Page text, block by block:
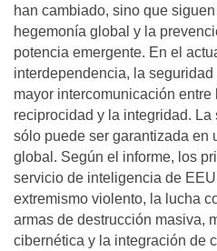
han cambiado, sino que
hegemonía global y la
potencia emergente. En el
interdependencia, la
mayor intercomunicación
reciprocidad y la integridad.
sólo puede ser garantizada en
global. Según el informe, los
servicio de inteligencia de
extremismo violento, la lucha
armas de destrucción masiva,
cibernética y la integración de